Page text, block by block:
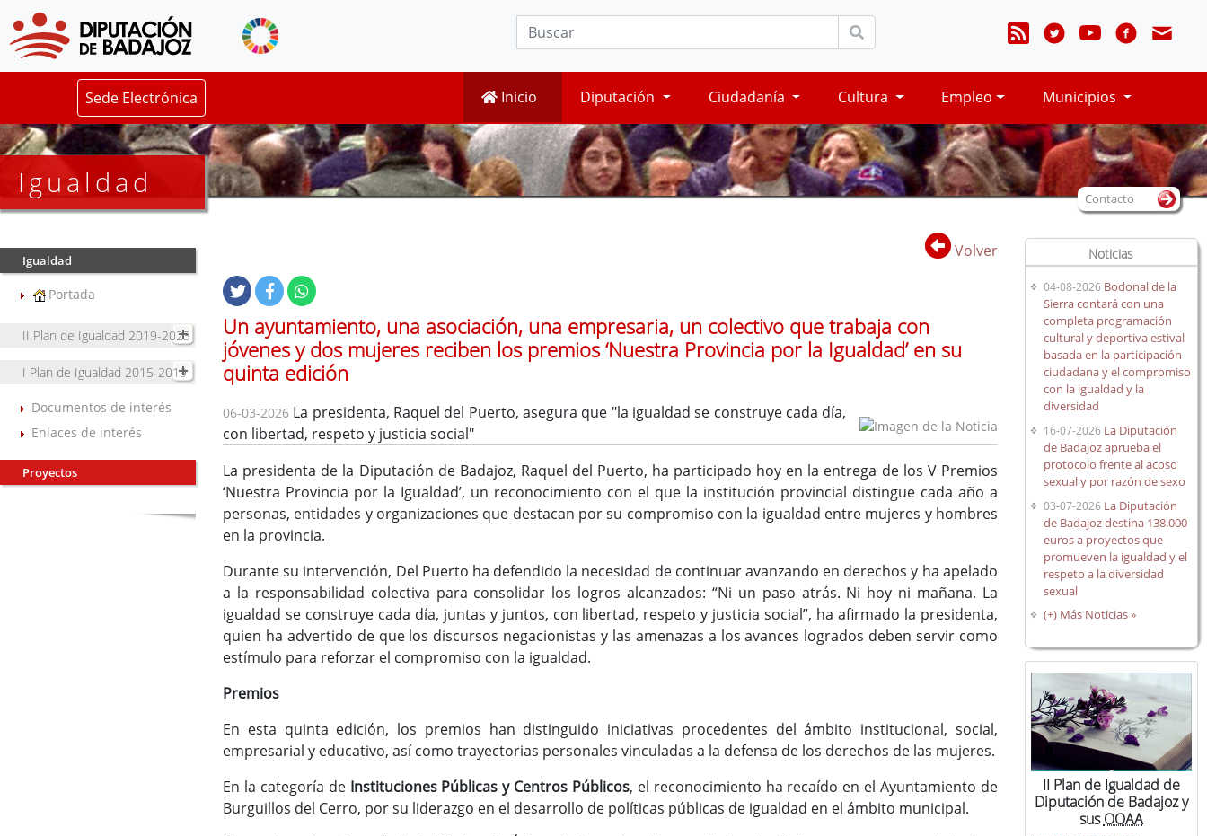
Sede Electrónica Inicio Diputación Ciudadanía Cultura Empleo Municipios
Igualdad
Igualdad
Portada
II Plan de Igualdad 2019-2023
I Plan de Igualdad 2015-2019
Documentos de interés
Enlaces de interés
Proyectos
Volver
Un ayuntamiento, una asociación, una empresaria, un colectivo que trabaja con
jóvenes y dos mujeres reciben los premios ‘Nuestra Provincia por la Igualdad’ en su
quinta edición
06-03-2026 La presidenta, Raquel del Puerto, asegura que "la igualdad se construye cada día,
con libertad, respeto y justicia social"
La presidenta de la Diputación de Badajoz, Raquel del Puerto, ha participado hoy en la entrega de los V Premios
‘Nuestra Provincia por la Igualdad’, un reconocimiento con el que la institución provincial distingue cada año a
personas, entidades y organizaciones que destacan por su compromiso con la igualdad entre mujeres y hombres
en la provincia.
Durante su intervención, Del Puerto ha defendido la necesidad de continuar avanzando en derechos y ha apelado
a la responsabilidad colectiva para consolidar los logros alcanzados: “Ni un paso atrás. Ni hoy ni mañana. La
igualdad se construye cada día, juntas y juntos, con libertad, respeto y justicia social”, ha afirmado la presidenta,
quien ha advertido de que los discursos negacionistas y las amenazas a los avances logrados deben servir como
estímulo para reforzar el compromiso con la igualdad.
Premios
En esta quinta edición, los premios han distinguido iniciativas procedentes del ámbito institucional, social,
empresarial y educativo, así como trayectorias personales vinculadas a la defensa de los derechos de las mujeres.
En la categoría de Instituciones Públicas y Centros Públicos, el reconocimiento ha recaído en el Ayuntamiento de
Burguillos del Cerro, por su liderazgo en el desarrollo de políticas públicas de igualdad en el ámbito municipal.
Contacto
Noticias
04-08-2026 Bodonal de la
Sierra contará con una
completa programación
cultural y deportiva estival
basada en la participación
ciudadana y el compromiso
con la igualdad y la
diversidad
16-07-2026 La Diputación
de Badajoz aprueba el
protocolo frente al acoso
sexual y por razón de sexo
03-07-2026 La Diputación
de Badajoz destina 138.000
euros a proyectos que
promueven la igualdad y el
respeto a la diversidad
sexual
(+) Más Noticias »
II Plan de Igualdad de
Diputación de Badajoz y
susOOAA